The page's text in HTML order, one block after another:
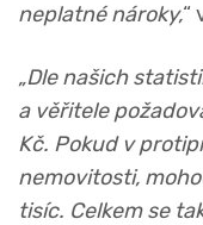
neplatné nároky,“
„Dle našich
a věřitele
Kč. Pokud v
nemovitosti,
tisíc. Celkem se